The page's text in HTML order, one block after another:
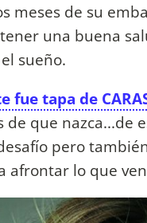
meses de su
una buena
sueño.
fue tapa de
de que nazca...de
pero
afrontar lo que